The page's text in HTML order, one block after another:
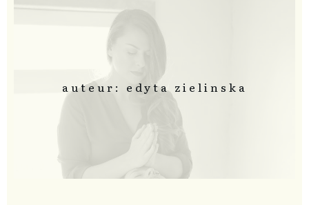
auteur: edyta zielinska